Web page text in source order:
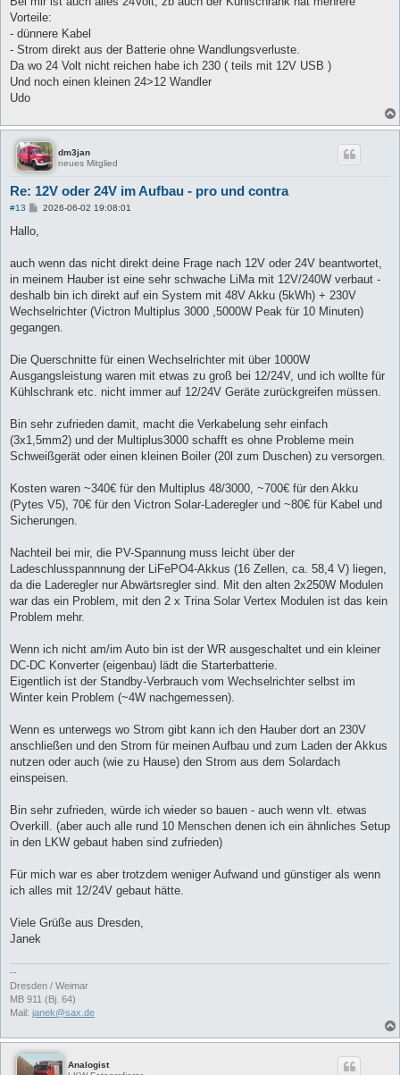
r
a
Vorteile:
- dünnere Kabel
- Strom direkt aus der Batterie ohne Wandlungsverluste.
Da wo 24 Volt nicht reichen habe ich 230 ( teils mit 12V USB )
Und noch einen kleinen 24>12 Wandler
Udo
dm3jan
neues Mitglied
Re: 12V oder 24V im Aufbau - pro und contra
#13
B
a
2026-06-02 19:08:01
Hallo,
auch wenn das nicht direkt deine Frage nach 12V oder 24V beantwortet,
in meinem Hauber ist eine sehr schwache LiMa mit 12V/240W verbaut -
deshalb bin ich direkt auf ein System mit 48V Akku (5kWh) + 230V
Wechselrichter (Victron Multiplus 3000 ,5000W Peak für 10 Minuten)
gegangen.
Die Querschnitte für einen Wechselrichter mit über 1000W
Ausgangsleistung waren mit etwas zu groß bei 12/24V, und ich wollte für
Kühlschrank etc. nicht immer auf 12/24V Geräte zurückgreifen müssen.
Bin sehr zufrieden damit, macht die Verkabelung sehr einfach
(3x1,5mm2) und der Multiplus3000 schafft es ohne Probleme mein
Schweißgerät oder einen kleinen Boiler (20l zum Duschen) zu versorgen.
Kosten waren ~340€ für den Multiplus 48/3000, ~700€ für den Akku
(Pytes V5), 70€ für den Victron Solar-Laderegler und ~80€ für Kabel und
Sicherungen.
Nachteil bei mir, die PV-Spannung muss leicht über der
Ladeschlusspannnung der LiFePO4-Akkus (16 Zellen, ca. 58,4 V) liegen,
da die Laderegler nur Abwärtsregler sind. Mit den alten 2x250W Modulen
war das ein Problem, mit den 2 x Trina Solar Vertex Modulen ist das kein
Problem mehr.
Wenn ich nicht am/im Auto bin ist der WR ausgeschaltet und ein kleiner
DC-DC Konverter (eigenbau) lädt die Starterbatterie.
Eigentlich ist der Standby-Verbrauch vom Wechselrichter selbst im
Winter kein Problem (~4W nachgemessen).
Wenn es unterwegs wo Strom gibt kann ich den Hauber dort an 230V
anschließen und den Strom für meinen Aufbau und zum Laden der Akkus
nutzen oder auch (wie zu Hause) den Strom aus dem Solardach
einspeisen.
Bin sehr zufrieden, würde ich wieder so bauen - auch wenn vlt. etwas
Overkill. (aber auch alle rund 10 Menschen denen ich ein ähnliches Setup
in den LKW gebaut haben sind zufrieden)
Für mich war es aber trotzdem weniger Aufwand und günstiger als wenn
ich alles mit 12/24V gebaut hätte.
Viele Grüße aus Dresden,
Janek
--
Dresden / Weimar
MB 911 (Bj. 64)
Mail: janek@sax.de
Analogist